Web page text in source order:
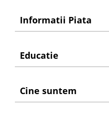
Informatii Piata
Educatie
Cine suntem